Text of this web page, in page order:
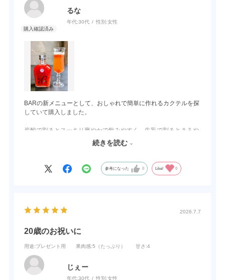
るな
年代:30代 性別:女性
BARの新メニューとして、おしゃれで簡単に作れるカクテルを探
していて購入しました。
炭酸で割るとスッキリ爽やかで飲みやすく、牛乳で割るとまろや
かで甘みが増し、女性にも好まれそうな味わいになります。
又、アルコール度数が低めなので、お酒が弱い方でも安心して飲
「飲みやすい」と好評でした。
飲み方によって違った楽しみ方ができるので、これから人気メニ
続きを読む
参考になった 0 Like! 0
2026.7.7
20歳のお祝いに
用途:プレゼント用 果肉感:5（たっぷり） 甘さ :4
じぇー
年代:30代 性別:女性